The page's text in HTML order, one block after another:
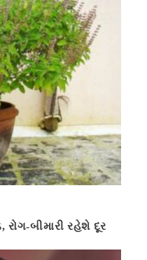
રોગ-બીમારી રહેશે દૂર